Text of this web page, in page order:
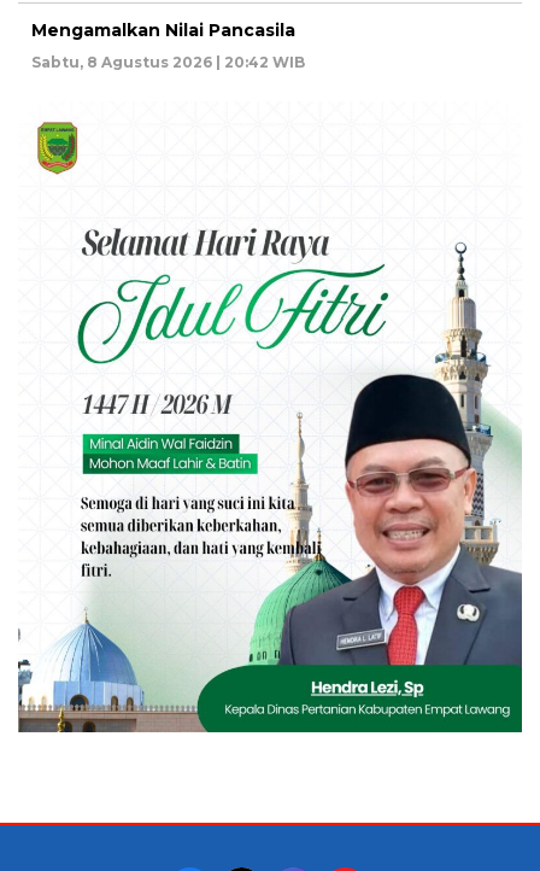
Mengamalkan Nilai Pancasila
Sabtu, 8 Agustus 2026 | 20:42 WIB